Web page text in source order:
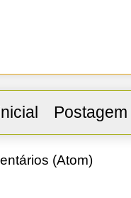
(Atom)